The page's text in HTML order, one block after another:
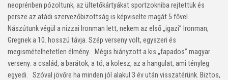
neoprénben pózoltunk, az ültetőkártyákat sportzokniba rejtettük és
persze az atádi szervezőbizottság is képviselte magát 5 fővel.
Nászútunk végül a nizzai Ironman lett, nekem az első „igazi” Ironman,
Gregnek a 10. hosszú távja. Szép verseny volt, egyszeri és
megismételhetetlen élmény. Mégis hiányzott a kis „fapados” magyar
verseny: a család, a barátok, a tó, a kolesz, az a hangulat, ami tényleg
egyedi. Szóval jövőre ha minden jól alakul 3 év után visszatérünk. Biztos,